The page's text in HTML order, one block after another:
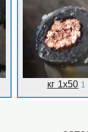
кг 1x50 1